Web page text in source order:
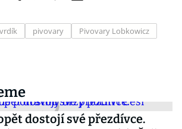
pivovary
Pivovary Lobkowicz
dostojí své přezdívce.